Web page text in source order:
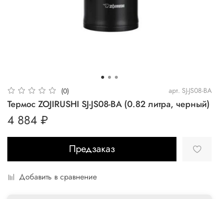
(0) арт. SJ-JS08-BA
Термос ZOJIRUSHI SJ-JS08-BA (0.82 литра, черный)
4 884 ₽
Предзаказ
Добавить в сравнение